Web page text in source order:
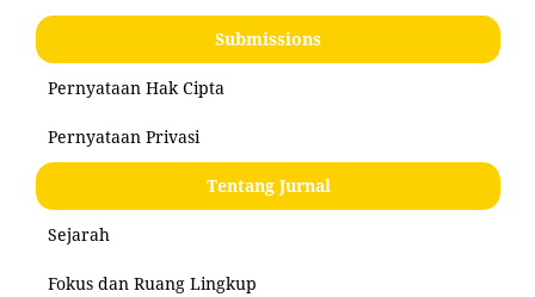
Submissions
Pernyataan Hak Cipta
Pernyataan Privasi
Tentang Jurnal
Sejarah
Fokus dan Ruang Lingkup